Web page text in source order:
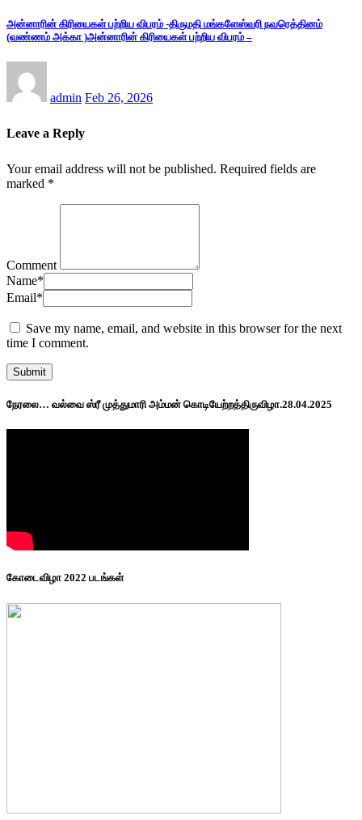
அன்னாரின் கிரியைகள் பற்றிய விபரம் -திருமதி மங்களேஸ்வரி நவரெத்தினம்
(வண்ணம் அக்கா )அன்னாரின் கிரியைகள் பற்றிய விபரம் –
admin Feb 26, 2026
Leave a Reply
Your email address will not be published. Required fields are
marked *
Comment
Name*
Email*
Save my name, email, and website in this browser for the next
time I comment.
நேரலை… வல்வை ஸ்ரீ முத்துமாரி அம்மன் கொடியேற்றத்திருவிழா.28.04.2025
கோடைவிழா 2022 படங்கள்